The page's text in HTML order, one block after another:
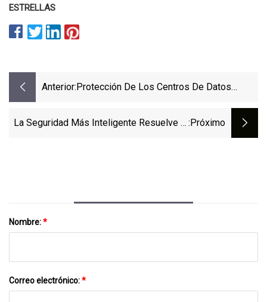
ESTRELLAS
Anterior: Protección De Los Centros De Datos
Seguridad Física
La Seguridad Más Inteligente Resuelve El :próximo
Nombre:*
Correo electrónico:*